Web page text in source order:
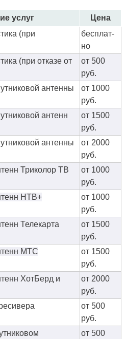
услуг
Цена
(при
бес­плат­
но
(при отказе от
от 500
руб.
антенны
от 1000
руб.
антенн
от 1500
руб.
антенны
от 2000
руб.
Триколор ТВ
от 1000
руб.
НТВ+
от 1000
руб.
Телекарта
от 1500
руб.
МТС
от 1500
руб.
ХотБерд и
от 2000
руб.
от 500
руб.
от 500